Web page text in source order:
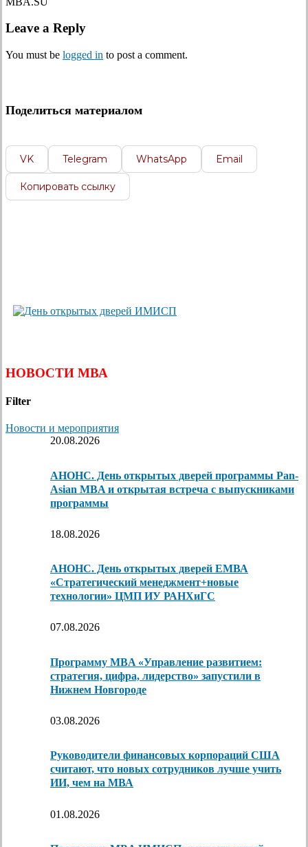
Leave a Reply
You must be logged in to post a comment.
Поделиться материалом
VK Telegram WhatsApp Email
Копировать ссылку
НОВОСТИ МВА
Filter
Новости и мероприятия
20.08.2026
АНОНС. День открытых дверей программы Pan-
Asian MBA и открытая встреча с выпускниками
программы
18.08.2026
АНОНС. День открытых дверей ЕМВА
«Стратегический менеджмент+новые
технологии» ЦМП ИУ РАНХиГС
07.08.2026
Программу MBA «Управление развитием:
стратегия, цифра, лидерство» запустили в
Нижнем Новгороде
03.08.2026
Руководители финансовых корпораций США
считают, что новых сотрудников лучше учить
ИИ, чем на МВА
01.08.2026